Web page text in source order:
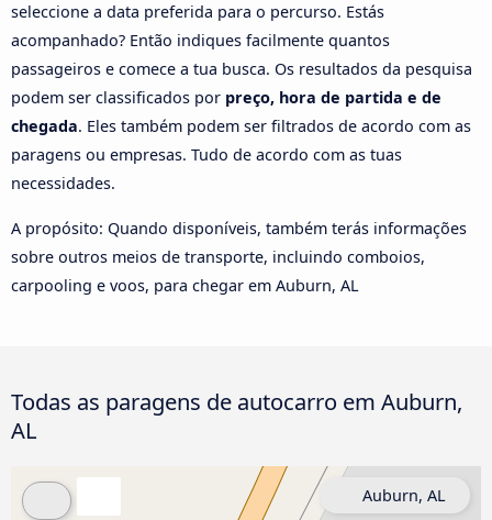
seleccione a data preferida para o percurso. Estás
acompanhado? Então indiques facilmente quantos
passageiros e comece a tua busca. Os resultados da pesquisa
podem ser classificados por preço, hora de partida e de
chegada. Eles também podem ser filtrados de acordo com as
paragens ou empresas. Tudo de acordo com as tuas
necessidades.
A propósito: Quando disponíveis, também terás informações
sobre outros meios de transporte, incluindo comboios,
carpooling e voos, para chegar em Auburn, AL
Todas as paragens de autocarro em Auburn,
AL
Auburn, AL